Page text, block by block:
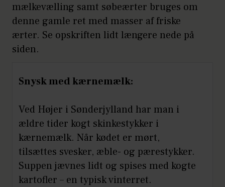
mælkevælling samt søbeærter bruges om
denne gamle ret med masser af friske
ærter. Se opskriften lidt længere nede på
siden.
Snysk med kærnemælk:
Ved Højer i Sønderjylland har man i
ældre tider kogt skinkestykker i
kærnemælk. Når kødet er mørt,
tilsættes svesker, æble- og pærestykker.
Suppen jævnes lidt og spises med kogte
kartofler – en typisk vinterret.